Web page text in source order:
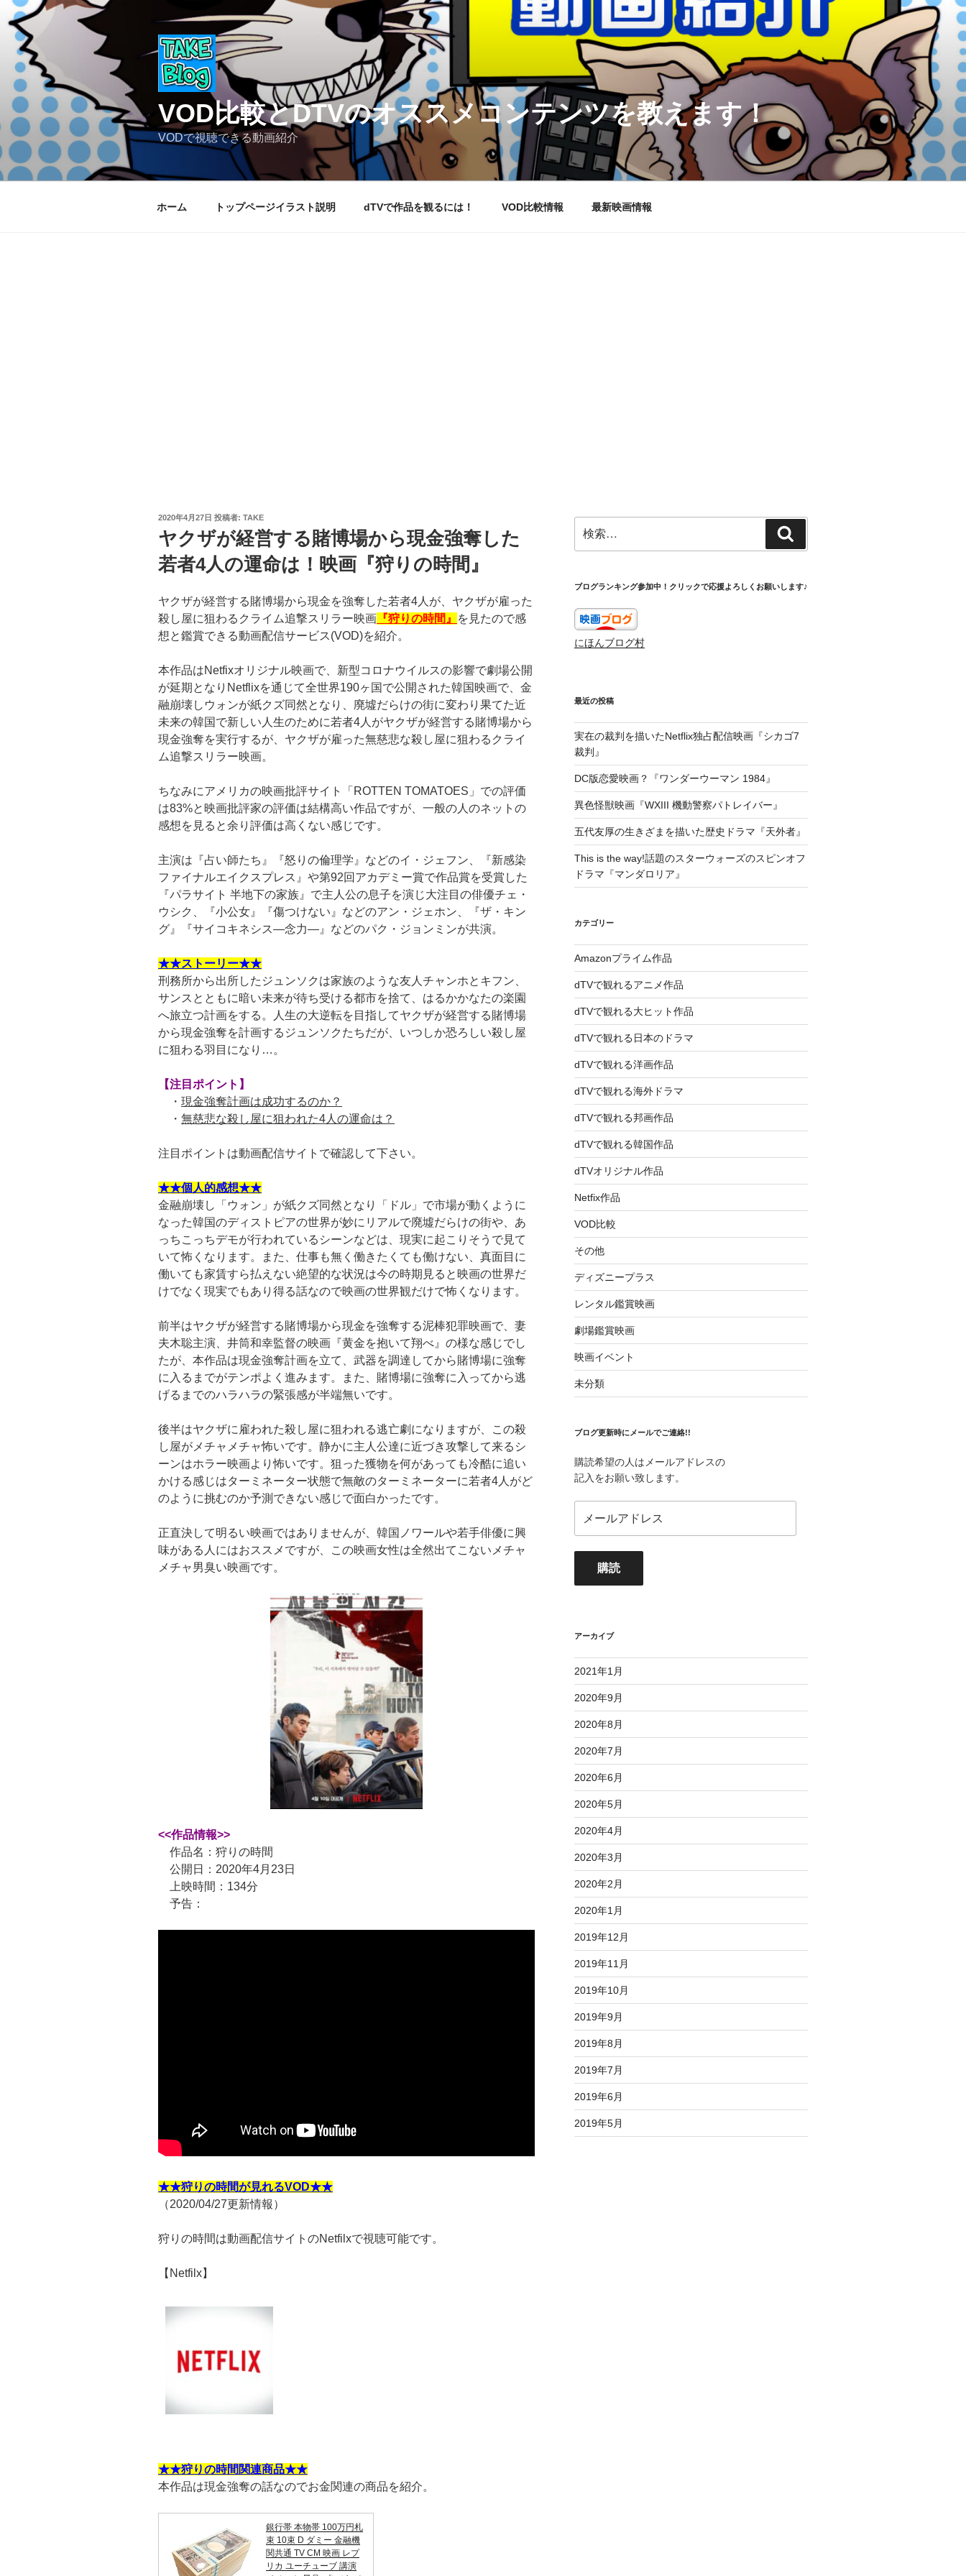
ン
キ
ッ
プ
VOD比較とDTVのオススメコンテンツを教えます！
VODで視聴できる動画紹介
ホーム トップページイラスト説明 dTVで作品を観るには！ VOD比較情報 最新映画情報
投
日:
2020年4月27日 投稿者: TAKE
ヤクザが経営する賭博場から現金強奪した
若者4人の運命は！映画『狩りの時間』
ヤクザが経営する賭博場から現金を強奪した若者4人が、ヤクザが雇った
殺し屋に狙わるクライム追撃スリラー映画 『狩りの時間』
を見たので感
想と鑑賞できる動画配信サービス(VOD)を紹介。
本作品はNetfixオリジナル映画で、新型コロナウイルスの影響で劇場公開
が延期となりNetflixを通じて全世界190ヶ国で公開された韓国映画で、金
融崩壊しウォンが紙クズ同然となり、廃墟だらけの街に変わり果てた近
未来の韓国で新しい人生のために若者4人がヤクザが経営する賭博場から
現金強奪を実行するが、ヤクザが雇った無慈悲な殺し屋に狙わるクライ
ム追撃スリラー映画。
ちなみにアメリカの映画批評サイト「ROTTEN TOMATOES」での評価
は83%と映画批評家の評価は結構高い作品ですが、一般の人のネットの
感想を見ると余り評価は高くない感じです。
主演は『占い師たち』『怒りの倫理学』などのイ・ジェフン、『新感染
ファイナルエイクスプレス』や第92回アカデミー賞で作品賞を受賞した
『パラサイト 半地下の家族』で主人公の息子を演じ大注目の俳優チェ・
ウシク、『小公女』『傷つけない』などのアン・ジェホン、『ザ・キン
グ』『サイコキネシス―念力―』などのパク・ジョンミンが共演。
★★ストーリー★★
刑務所から出所したジュンソクは家族のような友人チャンホとキフン、
サンスとともに暗い未来が待ち受ける都市を捨て、はるかかなたの楽園
へ旅立つ計画をする。人生の大逆転を目指してヤクザが経営する賭博場
から現金強奪を計画するジュンソクたちだが、いつしか恐ろしい殺し屋
に狙わる羽目になり…。
【注目ポイント】
・ 現金強奪計画は成功するのか？
・ 無慈悲な殺し屋に狙われた4人の運命は？
注目ポイントは動画配信サイトで確認して下さい。
★★個人的感想★★
金融崩壊し「ウォン」が紙クズ同然となり「ドル」で市場が動くように
なった韓国のディストピアの世界が妙にリアルで廃墟だらけの街や、あ
っちこっちデモが行われているシーンなどは、現実に起こりそうで見て
いて怖くなります。また、仕事も無く働きたくても働けない、真面目に
働いても家賃すら払えない絶望的な状況は今の時期見ると映画の世界だ
けでなく現実でもあり得る話なので映画の世界観だけで怖くなります。
前半はヤクザが経営する賭博場から現金を強奪する泥棒犯罪映画で、妻
夫木聡主演、井筒和幸監督の映画『黄金を抱いて翔べ』の様な感じでし
たが、本作品は現金強奪計画を立て、武器を調達してから賭博場に強奪
に入るまでがテンポよく進みます。また、賭博場に強奪に入ってから逃
げるまでのハラハラの緊張感が半端無いです。
後半はヤクザに雇われた殺し屋に狙われる逃亡劇になりますが、この殺
し屋がメチャメチャ怖いです。静かに主人公達に近づき攻撃して来るシ
ーンはホラー映画より怖いです。狙った獲物を何があっても冷酷に追い
かける感じはターミネーター状態で無敵のターミネーターに若者4人がど
のように挑むのか予測できない感じで面白かったです。
正直決して明るい映画ではありませんが、韓国ノワールや若手俳優に興
味がある人にはおススメですが、この映画女性は全然出てこないメチャ
メチャ男臭い映画です。
<<作品情報>>
作品名：狩りの時間
公開日：2020年4月23日
上映時間：134分
予告：
★★狩りの時間が見れるVOD★★
（2020/04/27更新情報）
狩りの時間は動画配信サイトのNetfilxで視聴可能です。
【Netfilx】
★★狩りの時間関連商品★★
本作品は現金強奪の話なのでお金関連の商品を紹介。
銀行帯 本物帯 100万円札
束 10束 D ダミー 金融機
関共通 TV CM 映画 レプ
リカ ユーチューブ 講演
索:
索
ブログランキング参加中！クリックで応援よろしくお願いします♪
にほんブログ村
最近の投稿
実在の裁判を描いたNetflix独占配信映画『シカゴ7
裁判』
DC版恋愛映画？『ワンダーウーマン 1984』
異色怪獣映画『WXIII 機動警察パトレイバー』
五代友厚の生きざまを描いた歴史ドラマ『天外者』
This is the way!話題のスターウォーズのスピンオフ
ドラマ『マンダロリア』
カテゴリー
Amazonプライム作品
dTVで観れるアニメ作品
dTVで観れる大ヒット作品
dTVで観れる日本のドラマ
dTVで観れる洋画作品
dTVで観れる海外ドラマ
dTVで観れる邦画作品
dTVで観れる韓国作品
dTVオリジナル作品
Netfix作品
VOD比較
その他
ディズニープラス
レンタル鑑賞映画
劇場鑑賞映画
映画イベント
未分類
ブログ更新時にメールでご連絡!!
購読希望の人はメールアドレスの
記入をお願い致します。
ル
ア
レ
購読
アーカイブ
2021年1月
2020年9月
2020年8月
2020年7月
2020年6月
2020年5月
2020年4月
2020年3月
2020年2月
2020年1月
2019年12月
2019年11月
2019年10月
2019年9月
2019年8月
2019年7月
2019年6月
2019年5月